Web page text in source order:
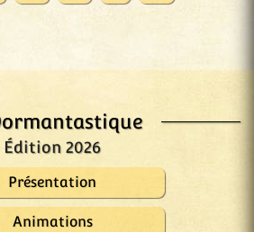
Édition 2026
Présentation
Animations